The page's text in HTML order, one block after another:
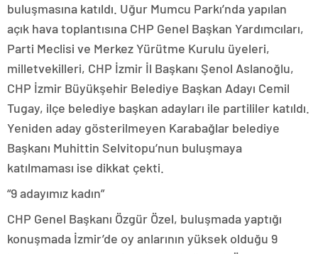
buluşmasına katıldı. Uğur Mumcu Parkı’nda yapılan
açık hava toplantısına CHP Genel Başkan Yardımcıları,
Parti Meclisi ve Merkez Yürütme Kurulu üyeleri,
milletvekilleri, CHP İzmir İl Başkanı Şenol Aslanoğlu,
CHP İzmir Büyükşehir Belediye Başkan Adayı Cemil
Tugay, ilçe belediye başkan adayları ile partililer katıldı.
Yeniden aday gösterilmeyen Karabağlar belediye
Başkanı Muhittin Selvitopu’nun buluşmaya
katılmaması ise dikkat çekti.
“9 adayımız kadın”
CHP Genel Başkanı Özgür Özel, buluşmada yaptığı
konuşmada İzmir’de oy anlarının yüksek olduğu 9